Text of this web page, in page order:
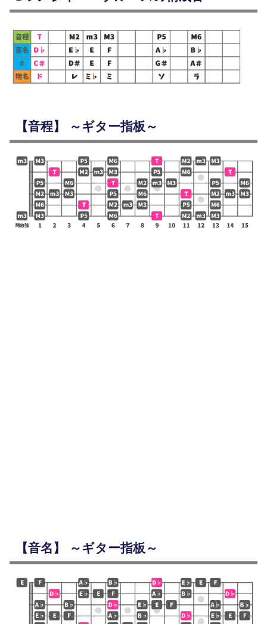
【音程】 ～ギター指板～
【音名】 ～ギター指板～